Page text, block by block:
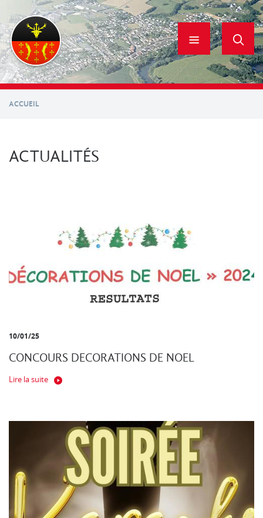
contenu
principal
ACCUEIL
ACTUALITÉS
10/01/25
CONCOURS DECORATIONS DE NOEL
Lire la suite